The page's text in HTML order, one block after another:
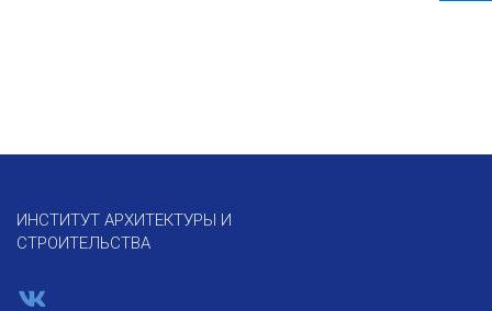
ИНСТИТУТ АРХИТЕКТУРЫ И
СТРОИТЕЛЬСТВА